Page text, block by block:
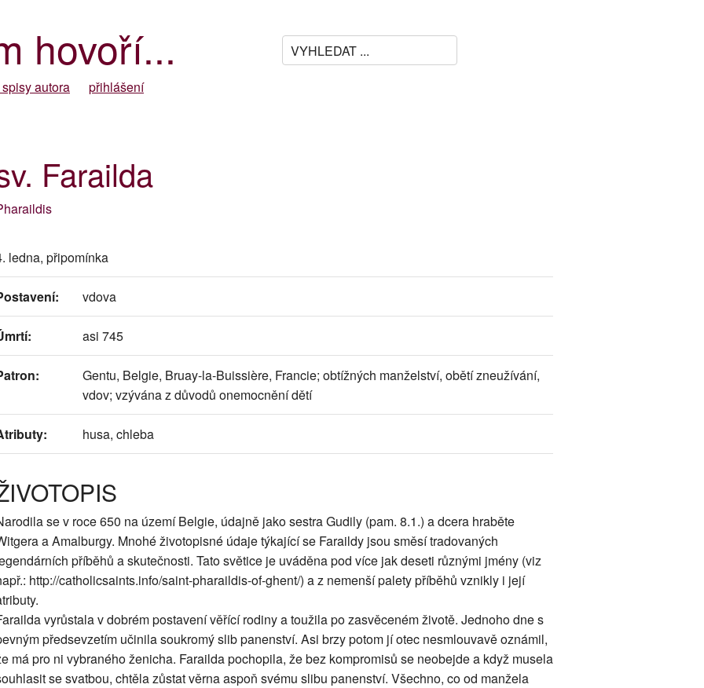
hovoří...
autora přihlášení
Farailda
ledna, připomínka
vdova
asi 745
Gentu, Belgie, Bruay-la-Buissière, Francie; obtížných manželství, obětí zneužívání,
vdov; vzývána z důvodů onemocnění dětí
husa, chleba
se v roce 650 na území Belgie, údajně jako sestra Gudily (pam. 8.1.) a dcera hraběte
a Amalburgy. Mnohé životopisné údaje týkající se Faraildy jsou směsí tradovaných
příběhů a skutečnosti. Tato světice je uváděna pod více jak deseti různými jmény (viz
http://catholicsaints.info/saint-pharaildis-of-ghent/) a z nemenší palety příběhů vznikly i její
vyrůstala v dobrém postavení věřící rodiny a toužila po zasvěceném životě. Jednoho dne s
předsevzetím učinila soukromý slib panenství. Asi brzy potom jí otec nesmlouvavě oznámil,
má pro ni vybraného ženicha. Farailda pochopila, že bez kompromisů se neobejde a když musela
se svatbou, chtěla zůstat věrna aspoň svému slibu panenství. Všechno, co od manžela